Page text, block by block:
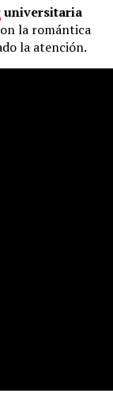
universitaria
la romántica
la atención.